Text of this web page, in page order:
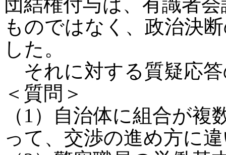
ものではなく、政治決
した。
それに対する質疑応
＜質問＞
（1）自治体に組合が
って、交渉の進め方に